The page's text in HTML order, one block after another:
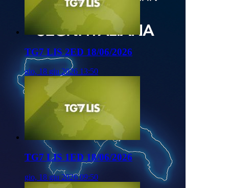
TG7 LIS 2ED 18/06/2026
gio, 18 giu 2026 13:50
TG7 LIS 1ED 18/06/2026
gio, 18 giu 2026 09:50